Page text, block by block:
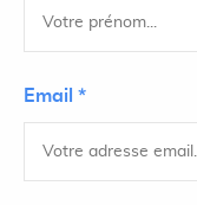
Email *